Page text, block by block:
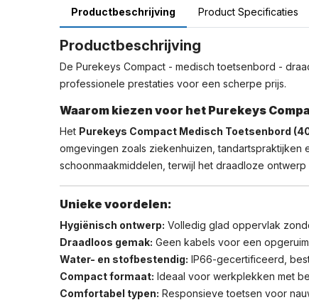
Productbeschrijving Product Specificaties
Productbeschrijving
De Purekeys Compact - medisch toetsenbord -
professionele prestaties voor een scherpe prijs.
Waarom kiezen voor het Purekeys
Het Purekeys Compact Medisch Toetsenbord
omgevingen zoals ziekenhuizen,
schoonmaakmiddelen, terwijl het draadloze
Unieke voordelen:
Hygiënisch ontwerp: Volledig glad oppervlak
Draadloos gemak: Geen kabels voor een
Water- en stofbestendig: IP66-gecertificeerd,
Compact formaat: Ideaal voor werkplekken met
Comfortabel typen: Responsieve toetsen voor